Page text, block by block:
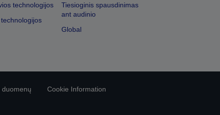
technologijos
Tiesioginis spausdinimas
ant audinio
Global
duomenų
Cookie Information